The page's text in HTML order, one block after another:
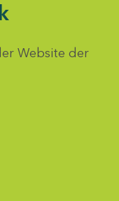
Website der
auswählen